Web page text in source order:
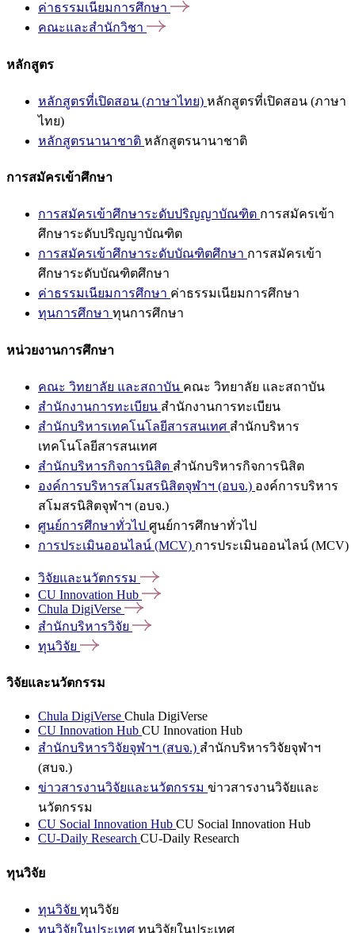
ค่าธรรมเนียมการศึกษา
คณะและสำนักวิชา
หลักสูตร
หลักสูตรที่เปิดสอน (ภาษาไทย) หลักสูตรที่เปิดสอน (ภาษา
ไทย)
หลักสูตรนานาชาติ หลักสูตรนานาชาติ
การสมัครเข้าศึกษา
การสมัครเข้าศึกษาระดับปริญญาบัณฑิต การสมัครเข้า
ศึกษาระดับปริญญาบัณฑิต
การสมัครเข้าศึกษาระดับบัณฑิตศึกษา การสมัครเข้า
ศึกษาระดับบัณฑิตศึกษา
ค่าธรรมเนียมการศึกษา ค่าธรรมเนียมการศึกษา
ทุนการศึกษา ทุนการศึกษา
หน่วยงานการศึกษา
คณะ วิทยาลัย และสถาบัน คณะ วิทยาลัย และสถาบัน
สำนักงานการทะเบียน สำนักงานการทะเบียน
สำนักบริหารเทคโนโลยีสารสนเทศ สำนักบริหาร
เทคโนโลยีสารสนเทศ
สำนักบริหารกิจการนิสิต สำนักบริหารกิจการนิสิต
องค์การบริหารสโมสรนิสิตจุฬาฯ (อบจ.) องค์การบริหาร
สโมสรนิสิตจุฬาฯ (อบจ.)
ศูนย์การศึกษาทั่วไป ศูนย์การศึกษาทั่วไป
การประเมินออนไลน์ (MCV) การประเมินออนไลน์ (MCV)
วิจัยและนวัตกรรม
CU Innovation Hub
Chula DigiVerse
สำนักบริหารวิจัย
ทุนวิจัย
วิจัยและนวัตกรรม
Chula DigiVerse Chula DigiVerse
CU Innovation Hub CU Innovation Hub
สำนักบริหารวิจัยจุฬาฯ (สบจ.) สำนักบริหารวิจัยจุฬาฯ
(สบจ.)
ข่าวสารงานวิจัยและนวัตกรรม ข่าวสารงานวิจัยและ
นวัตกรรม
CU Social Innovation Hub CU Social Innovation Hub
CU-Daily Research CU-Daily Research
ทุนวิจัย
ทุนวิจัย ทุนวิจัย
ทุนวิจัยในประเทศ ทุนวิจัยในประเทศ